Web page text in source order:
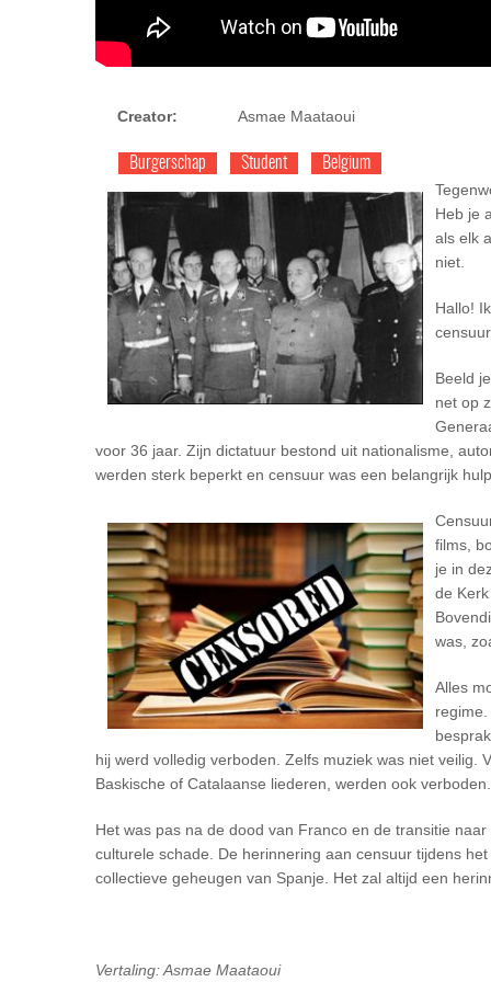
Creator: Asmae Maataoui
Burgerschap Student
Belgium
Heb je
als elk
niet.
Hallo!
Beeld
net op
voor 36 jaar. Zijn dictatuur bestond uit nationalisme,
werden sterk beperkt en censuur was een belangrijk
films,
je in
de
was,
Alles
hij werd volledig verboden. Zelfs muziek was niet veilig.
Baskische of Catalaanse liederen, werden ook
Het was pas na de dood van Franco en de transitie
culturele schade. De herinnering aan censuur tijdens
collectieve geheugen van Spanje. Het zal altijd een
Vertaling: Asmae Maataoui